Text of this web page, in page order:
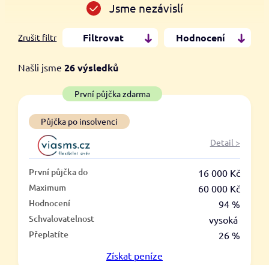
Jsme nezávislí
Zrušit filtr Filtrovat Hodnocení
Od
Do
První půjčka zdarma
–
ano
Ve zkušebce
Našli jsme26výsledků
První půjčka zdarma
Půjčka po insolvenci
Detail >
První půjčka do 16 000 Kč
Maximum 60 000 Kč
Hodnocení 94 %
Schvalovatelnost vysoká
Přeplatíte
26 %
Získat peníze